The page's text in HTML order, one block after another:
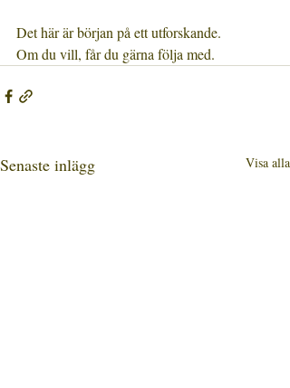
Det här är början på ett utforskande.
Om du vill, får du gärna följa med.
Senaste inlägg Visa alla